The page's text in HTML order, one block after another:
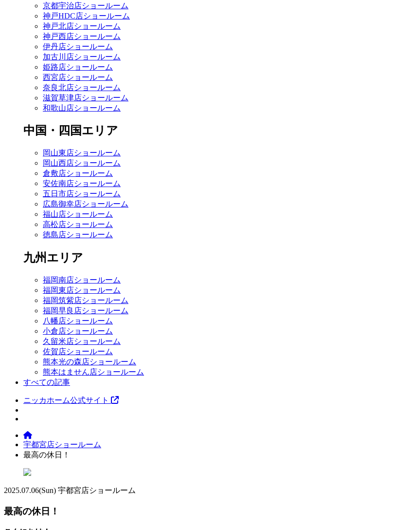
京都宇治店ショールーム
神戸HDC店ショールーム
神戸北店ショールーム
神戸西店ショールーム
伊丹店ショールーム
加古川店ショールーム
姫路店ショールーム
西宮店ショールーム
奈良北店ショールーム
滋賀草津店ショールーム
和歌山店ショールーム
中国・四国エリア
岡山東店ショールーム
岡山西店ショールーム
倉敷店ショールーム
安佐南店ショールーム
五日市店ショールーム
広島御幸店ショールーム
福山店ショールーム
高松店ショールーム
徳島店ショールーム
九州エリア
福岡南店ショールーム
福岡東店ショールーム
福岡筑紫店ショールーム
福岡早良店ショールーム
八幡店ショールーム
小倉店ショールーム
久留米店ショールーム
佐賀店ショールーム
熊本光の森店ショールーム
熊本はません店ショールーム
すべての記事
ニッカホーム公式サイト
宇都宮店ショールーム
最高の休日！
2025.07.06(Sun) 宇都宮店ショールーム
最高の休日！